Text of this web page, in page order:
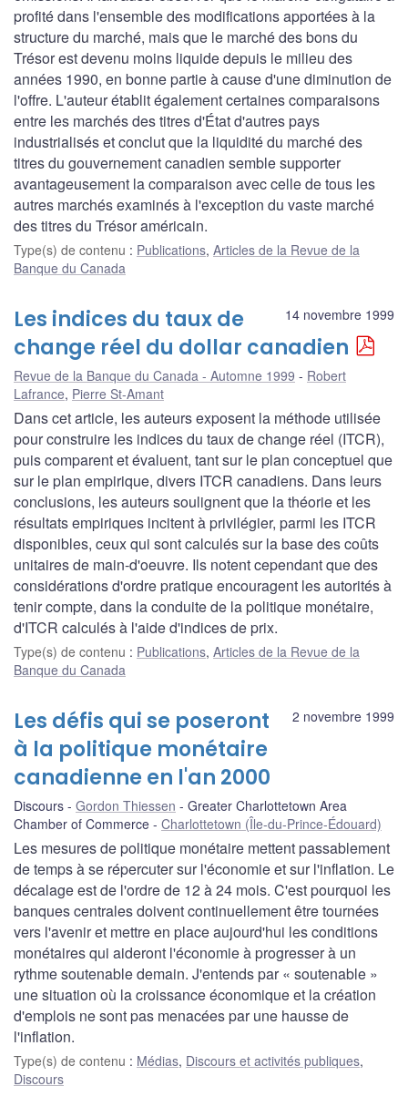
profité dans l'ensemble des modifications apportées à la
structure du marché, mais que le marché des bons du
Trésor est devenu moins liquide depuis le milieu des
années 1990, en bonne partie à cause d'une diminution de
l'offre. L'auteur établit également certaines comparaisons
entre les marchés des titres d'État d'autres pays
industrialisés et conclut que la liquidité du marché des
titres du gouvernement canadien semble supporter
avantageusement la comparaison avec celle de tous les
autres marchés examinés à l'exception du vaste marché
des titres du Trésor américain.
Type(s) de contenu : Publications, Articles de la Revue de la
Banque du Canada
14 novembre 1999
Les indices du taux de
change réel du dollar canadien
Revue de la Banque du Canada - Automne 1999
Robert
Lafrance, Pierre St-Amant
Dans cet article, les auteurs exposent la méthode utilisée
pour construire les indices du taux de change réel (ITCR),
puis comparent et évaluent, tant sur le plan conceptuel que
sur le plan empirique, divers ITCR canadiens. Dans leurs
conclusions, les auteurs soulignent que la théorie et les
résultats empiriques incitent à privilégier, parmi les ITCR
disponibles, ceux qui sont calculés sur la base des coûts
unitaires de main-d'oeuvre. Ils notent cependant que des
considérations d'ordre pratique encouragent les autorités à
tenir compte, dans la conduite de la politique monétaire,
d'ITCR calculés à l'aide d'indices de prix.
Type(s) de contenu : Publications, Articles de la Revue de la
Banque du Canada
2 novembre 1999
Les défis qui se poseront
à la politique monétaire
canadienne en l'an 2000
Discours Gordon Thiessen
Greater Charlottetown Area
Chamber of Commerce
Charlottetown (Île-du-Prince-Édouard)
Les mesures de politique monétaire mettent passablement
de temps à se répercuter sur l'économie et sur l'inflation. Le
décalage est de l'ordre de 12 à 24 mois. C'est pourquoi les
banques centrales doivent continuellement être tournées
vers l'avenir et mettre en place aujourd'hui les conditions
monétaires qui aideront l'économie à progresser à un
rythme soutenable demain. J'entends par « soutenable »
une situation où la croissance économique et la création
d'emplois ne sont pas menacées par une hausse de
l'inflation.
Type(s) de contenu : Médias, Discours et activités publiques,
Discours